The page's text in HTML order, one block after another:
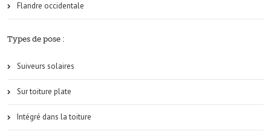
Flandre occidentale
Types de pose :
Suiveurs solaires
Sur toiture plate
Intégré dans la toiture